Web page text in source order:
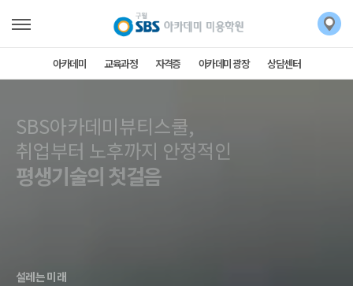
아카데미 교육과정 자격증 아카데미 광장 상담센터
SBS아카데미뷰티스쿨,
취업부터 노후까지 안정적인
평생기술의 첫걸음
SBS아카데미뷰티스쿨,
설레는 미래